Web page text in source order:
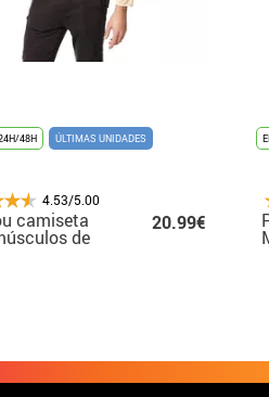
48H ÚLTIMAS UNIDADES
4.53/5.00
camiseta
de
20.99€